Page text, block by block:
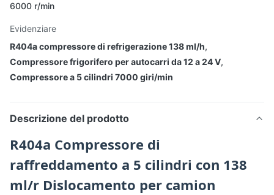
6000 r/min
Evidenziare
R404a compressore di refrigerazione 138 ml/h,
Compressore frigorifero per autocarri da 12 a 24 V,
Compressore a 5 cilindri 7000 giri/min
Descrizione del prodotto
R404a Compressore di
raffreddamento a 5 cilindri con 138
ml/r Dislocamento per camion